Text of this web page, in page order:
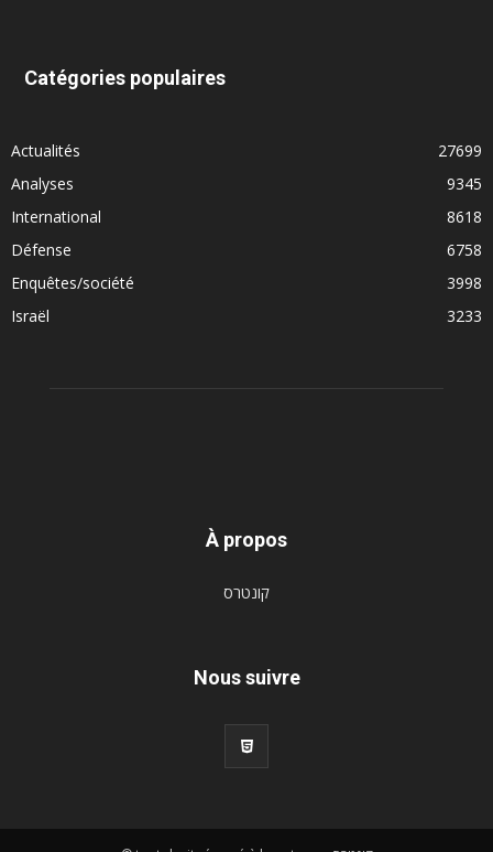
Catégories populaires
Actualités
27699
Analyses
9345
International
8618
Défense
6758
Enquêtes/société
3998
Israël
3233
À propos
קונטרס
Nous suivre